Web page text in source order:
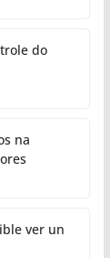
do
na
ver un